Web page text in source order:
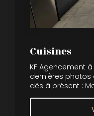
Cuisines
KF Agencement
dernières photos
dès à présent :